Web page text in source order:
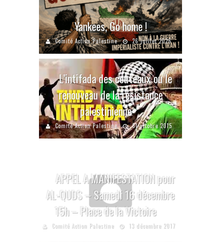
Yankees, Go home !
Comité Action Palestine 26 juillet 2026
L’intifada des couteaux ou le
renouveau de la résistance
palestinienne
Comité Action Palestine 31 octobre 2015
APPEL A MANIFESTATION pour
AL-QUDS – Samedi 16 décembre
15h – Place de la Victoire
Comité Action Palestine 13 décembre 2017